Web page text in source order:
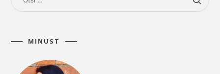
MINUST